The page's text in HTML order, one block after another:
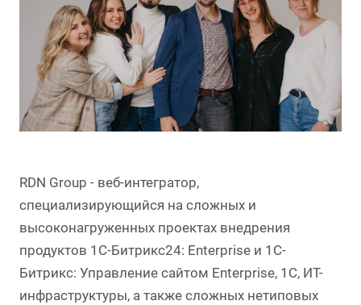
RDN Group - веб-интегратор,
специализирующийся на сложных и
высоконагруженных проектах внедрения
продуктов 1С-Битрикс24: Enterprise и 1C-
Битрикс: Управление сайтом Enterprise, 1С, ИТ-
инфраструктуры, а также сложных нетиповых